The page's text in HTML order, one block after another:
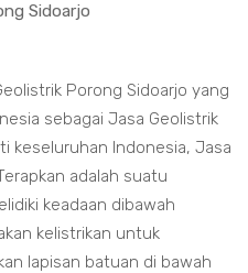
Sidoarjo
Porong Sidoarjo yang
sebagai Jasa Geolistrik
keseluruhan Indonesia, Jasa
adalah suatu
keadaan dibawah
kelistrikan untuk
lapisan batuan di bawah